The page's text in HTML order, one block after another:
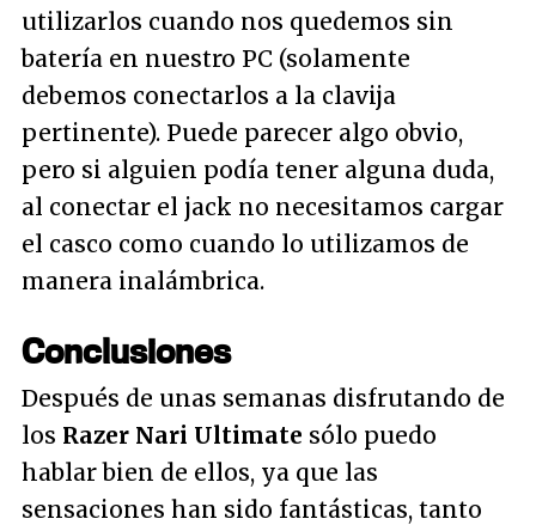
utilizarlos cuando nos quedemos sin
batería en nuestro PC (solamente
debemos conectarlos a la clavija
pertinente). Puede parecer algo obvio,
pero si alguien podía tener alguna duda,
al conectar el jack no necesitamos cargar
el casco como cuando lo utilizamos de
manera inalámbrica.
Conclusiones
Después de unas semanas disfrutando de
los Razer Nari Ultimate sólo puedo
hablar bien de ellos, ya que las
sensaciones han sido fantásticas, tanto